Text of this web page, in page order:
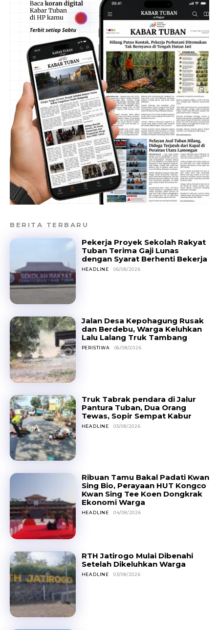
BERITA TERBARU
Pekerja Proyek Sekolah Rakyat
Tuban Terima Gaji Lunas
dengan Syarat Berhenti Bekerja
HEADLINE 06/08/2026
Jalan Desa Kepohagung Rusak
dan Berdebu, Warga Keluhkan
Lalu Lalang Truk Tambang
PERISTIWA 06/08/2026
Truk Tabrak pendara di Jalur
Pantura Tuban, Dua Orang
Tewas, Sopir Sempat Kabur
HEADLINE 05/08/2026
Ribuan Tamu Bakal Padati Kwan
Sing Bio, Perayaan HUT Kongco
Kwan Sing Tee Koen Dongkrak
Ekonomi Warga
HEADLINE 04/08/2026
RTH Jatirogo Mulai Dibenahi
Setelah Dikeluhkan Warga
HEADLINE 03/08/2026